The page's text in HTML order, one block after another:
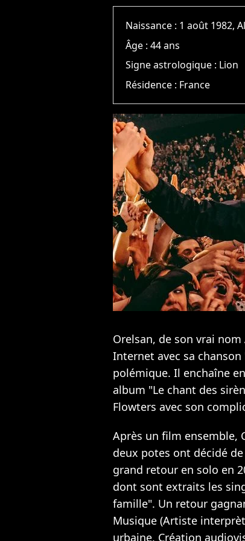
Naissance : 1 août 1982,
Âge :44 ans
Signe astrologique : Lion
Résidence : France
Orelsan, de son vrai
Internet avec sa
polémique. Il enchaîne
album "Le chant des
Flowters avec son
Après un film ensemble,
deux potes ont décidé
grand retour en solo en
dont sont extraits les
famille". Un retour
Musique (Artiste
urbaine, Création